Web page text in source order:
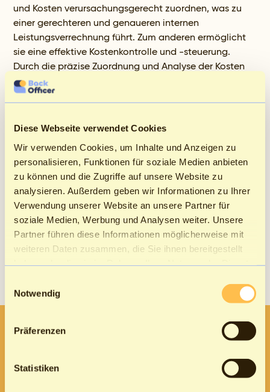
Diese Webseite verwendet Cookies
Wir verwenden Cookies, um Inhalte und Anzeigen zu
personalisieren, Funktionen für soziale Medien anbieten
zu können und die Zugriffe auf unsere Website zu
analysieren. Außerdem geben wir Informationen zu Ihrer
Verwendung unserer Website an unsere Partner für
soziale Medien, Werbung und Analysen weiter. Unsere
Partner führen diese Informationen möglicherweise mit
weiteren Daten zusammen, die Sie ihnen bereitgestellt
Notwendig
Präferenzen
Statistiken
und Kosten verursachungsgerecht zuordnen, was zu
einer gerechteren und genaueren internen
Leistungsverrechnung führt. Zum anderen ermöglicht
sie eine effektive Kostenkontrolle und -steuerung.
Durch die präzise Zuordnung und Analyse der Kosten
können Unternehmen Einsparpotenziale identifizieren
und ihre Wirtschaftlichkeit steigern. Nicht zuletzt
Unternehmen dabei, ihre Prozesse zu optimieren und
Insgesamt tragen Kostenstellen maßgeblich zur
finanziellen Gesundheit und zum Erfolg eines
Unternehmens bei. Sie sind ein Schlüsselwerkzeug im
Controlling, das Entscheidungsträgern wertvolle
Einblicke in die finanzielle Struktur und
Leistungsfähigkeit ihres Unternehmens bietet.
Newsletter an und erhalte